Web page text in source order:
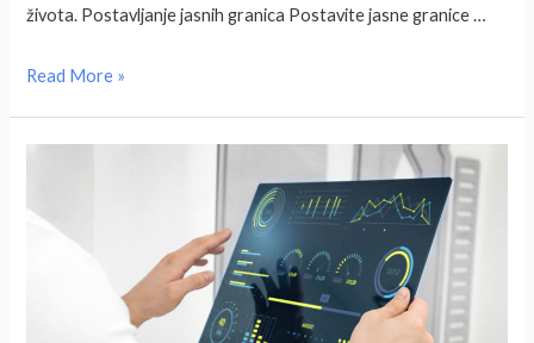
života. Postavljanje jasnih granica Postavite jasne granice …
Usklađivanje
Read More »